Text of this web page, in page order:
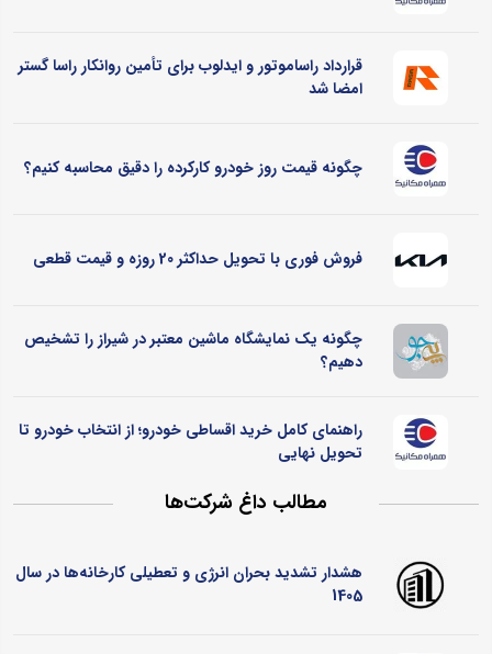
قرارداد راساموتور و ایدلوب برای تأمین روانکار راسا گستر
امضا شد
چگونه قیمت روز خودرو کارکرده را دقیق محاسبه کنیم؟
فروش فوری با تحویل حداکثر 20 روزه و قیمت قطعی
چگونه یک نمایشگاه ماشین معتبر در شیراز را تشخیص
دهیم؟
راهنمای کامل خرید اقساطی خودرو؛ از انتخاب خودرو تا
تحویل نهایی
مطالب داغ شرکت‌ها
هشدار تشدید بحران انرژی و تعطیلی کارخانه‌ها در سال
1405